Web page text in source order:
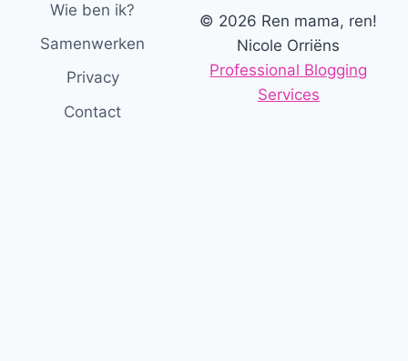
Wie ben ik?
Samenwerken
Privacy
Contact
© 2026 Ren mama, ren!
Nicole Orriëns
Professional Blogging
Services